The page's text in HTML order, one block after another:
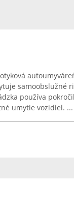
samoobslužné
používa
umytie vozidiel. ...